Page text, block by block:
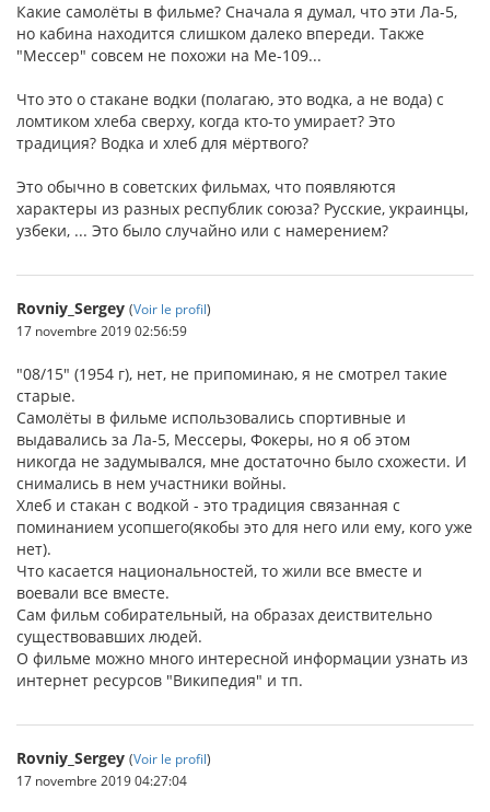
Какие самолёты в фильме? Сначала я думал, что эти Ла-5,
но кабина находится слишком далеко впереди. Также
"Мессер" совсем не похожи на Me-109...
Что это о стакане водки (полагаю, это водка, а не вода) с
ломтиком хлеба сверху, когда кто-то умирает? Это
традиция? Водка и хлеб для мёртвого?
Это обычно в советских фильмах, что появляются
характеры из разных республик союза? Русские, украинцы,
узбеки, ... Это было случайно или с намерением?
Rovniy_Sergey (Voir le profil)
17 novembre 2019 02:56:59
"08/15" (1954 г), нет, не припоминаю, я не смотрел такие
старые.
Самолёты в фильме использовались спортивные и
выдавались за Ла-5, Мессеры, Фокеры, но я об этом
никогда не задумывался, мне достаточно было схожести. И
снимались в нем участники войны.
Хлеб и стакан с водкой - это традиция связанная с
поминанием усопшего(якобы это для него или ему, кого уже
нет).
Что касается национальностей, то жили все вместе и
воевали все вместе.
Сам фильм собирательный, на образах деиствительно
существовавших людей.
О фильме можно много интересной информации узнать из
интернет ресурсов "Википедия" и тп.
Rovniy_Sergey (Voir le profil)
17 novembre 2019 04:27:04